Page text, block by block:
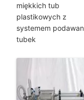
miękkich tub
plastikowych z
systemem
tubek